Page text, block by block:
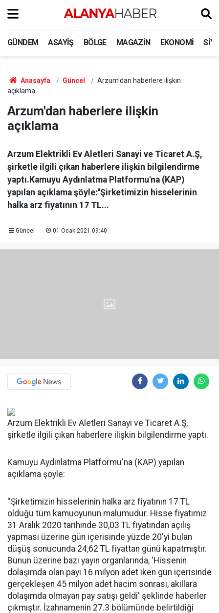
GÜNDEM ASAYIŞ BÖLGE MAGAZIN EKONOMI
Anasayfa Güncel
Arzum'dan haberlere ilişkin
açıklama
Arzum'dan haberlere ilişkin
açıklama
Arzum Elektrikli Ev Aletleri Sanayi ve Ticaret A.Ş,
şirketle ilgili çıkan haberlere ilişkin bilgilendirme
yaptı.Kamuyu Aydınlatma Platformu'na (KAP)
yapılan açıklama şöyle:''Şirketimizin hisselerinin
halka arz fiyatının 17 TL...
Güncel 01 Ocak 2021 09:40
Arzum Elektrikli Ev Aletleri Sanayi ve Ticaret A.Ş,
şirketle ilgili çıkan haberlere ilişkin bilgilendirme yaptı.
Kamuyu Aydınlatma Platformu'na (KAP) yapılan
açıklama şöyle:
''Şirketimizin hisselerinin halka arz fiyatının 17 TL
olduğu tüm kamuoyunun malumudur. Hisse fiyatımız
31 Aralık 2020 tarihinde 30,03 TL fiyatından açılış
yapması üzerine gün içerisinde yüzde 20'yi bulan
düşüş sonucunda 24,62 TL fiyattan günü kapatmıştır.
Bunun üzerine bazı yayın organlarında, 'Hissenin
dolaşımda olan payı 16 milyon adet iken gün içerisinde
gerçekleşen 45 milyon adet hacim sonrası, akıllara
dolaşımda olmayan pay satışı geldi' şeklinde haberler
çıkmıştır. İzahnamenin 27.3 bölümünde belirtildiği